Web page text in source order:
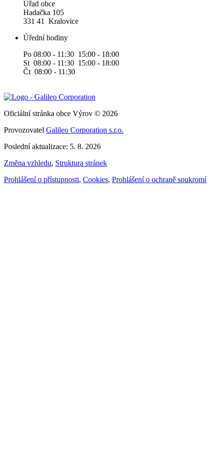
Úřad obce
Hadačka 105
331 41 Kralovice
Úřední hodiny
Po 08:00 - 11:30 15:00 - 18:00
St 08:00 - 11:30 15:00 - 18:00
Čt 08:00 - 11:30
Oficiální stránka obce Výrov © 2026
Provozovatel Galileo Corporation s.r.o.
Poslední aktualizace: 5. 8. 2026
Změna vzhledu, Struktura stránek
Prohlášení o přístupnosti, Cookies, Prohlášení o ochraně soukromí